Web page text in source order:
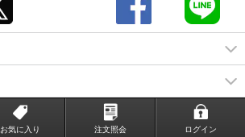
お気に入り 注文照会 ログイン